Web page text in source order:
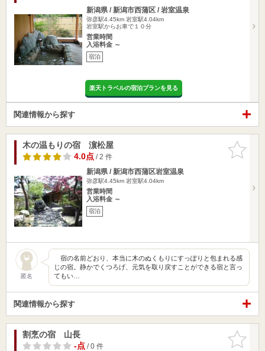
新潟県 / 新潟市西蒲区 / 岩室温泉
弥彦駅4.45km 岩室駅4.04km
岩室駅からお車で１０分
営業時間
入浴料金 ～
宿泊
楽天トラベルの宿泊プランを見る
関連情報から探す
お気に入
りに追加
木の温もりの宿 濵松屋
4.0点/ 2 件
新潟県 / 新潟市西蒲区岩室温泉
弥彦駅4.45km 岩室駅4.04km
営業時間
入浴料金 ～
宿泊
匿名
宿の名前どおり、本当に木のぬくもりにすっぽりと包まれる感
じの宿。静かでくつろげ、元気を取り戻すことができる宿と言っ
てもい…
関連情報から探す
お気に入
りに追加
割烹の宿 山長
-点/ 0 件